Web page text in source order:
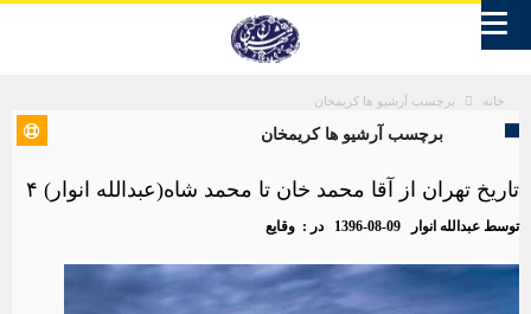
خانه برچسب آرشیو ها کریمخان
برچسب آرشیو ها کریمخان
تاریخ تهران از آقا محمد خان تا محمد شاه(عبدالله انوار) ۴
توسط عبدالله انوار 1396-08-09 در : وقایع